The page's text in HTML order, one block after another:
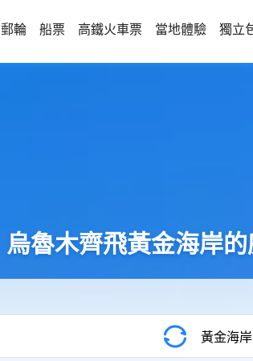
郵輪 船票 高鐵火車票 當地體驗 獨立
烏魯木齊飛黃金海岸